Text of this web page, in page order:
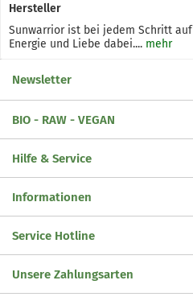
Hersteller
Sunwarrior ist bei jedem Schritt
Energie und Liebe dabei.... mehr
Newsletter
BIO - RAW - VEGAN
Hilfe & Service
Informationen
Service Hotline
Unsere Zahlungsarten